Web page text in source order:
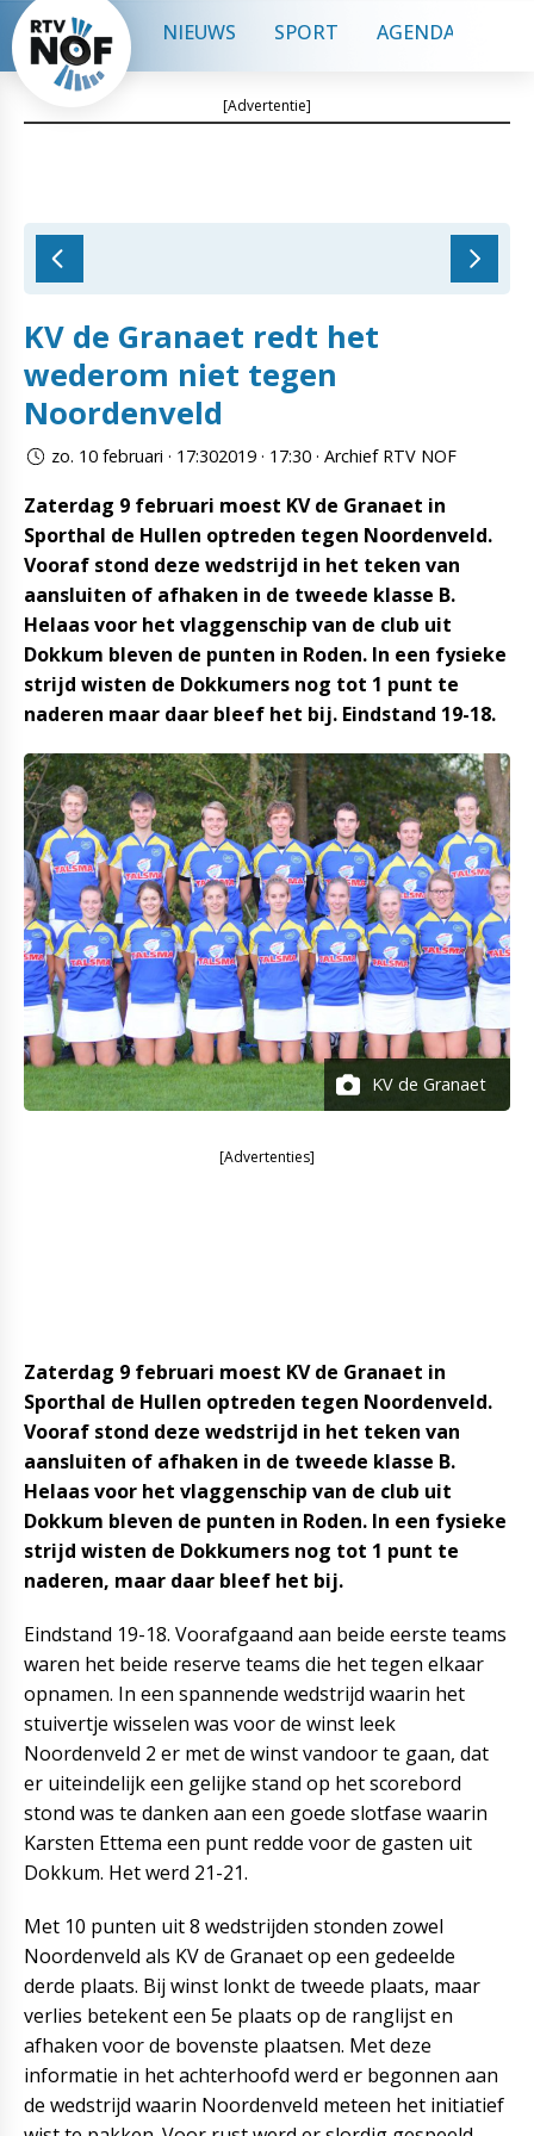
NIEUWS SPORT AGENDA
[Advertentie]
KV de Granaet redt het
wederom niet tegen
Noordenveld
zo. 10 februari · 17:302019 · 17:30 · Archief RTV NOF
Zaterdag 9 februari moest KV de Granaet in
Sporthal de Hullen optreden tegen Noordenveld.
Vooraf stond deze wedstrijd in het teken van
aansluiten of afhaken in de tweede klasse B.
Helaas voor het vlaggenschip van de club uit
Dokkum bleven de punten in Roden. In een fysieke
strijd wisten de Dokkumers nog tot 1 punt te
naderen maar daar bleef het bij. Eindstand 19-18.
KV de Granaet
[Advertenties]
Zaterdag 9 februari moest KV de Granaet in
Sporthal de Hullen optreden tegen Noordenveld.
Vooraf stond deze wedstrijd in het teken van
aansluiten of afhaken in de tweede klasse B.
Helaas voor het vlaggenschip van de club uit
Dokkum bleven de punten in Roden. In een fysieke
strijd wisten de Dokkumers nog tot 1 punt te
naderen, maar daar bleef het bij.
Eindstand 19-18. Voorafgaand aan beide eerste teams
waren het beide reserve teams die het tegen elkaar
opnamen. In een spannende wedstrijd waarin het
stuivertje wisselen was voor de winst leek
Noordenveld 2 er met de winst vandoor te gaan, dat
er uiteindelijk een gelijke stand op het scorebord
stond was te danken aan een goede slotfase waarin
Karsten Ettema een punt redde voor de gasten uit
Dokkum. Het werd 21-21.
Met 10 punten uit 8 wedstrijden stonden zowel
Noordenveld als KV de Granaet op een gedeelde
derde plaats. Bij winst lonkt de tweede plaats, maar
verlies betekent een 5e plaats op de ranglijst en
afhaken voor de bovenste plaatsen. Met deze
informatie in het achterhoofd werd er begonnen aan
de wedstrijd waarin Noordenveld meteen het initiatief